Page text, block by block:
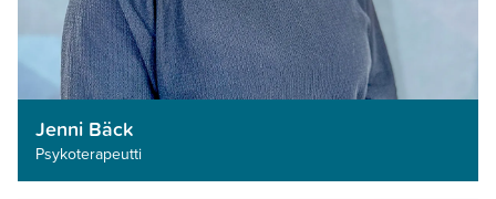
Jenni Bäck
Psykoterapeutti­